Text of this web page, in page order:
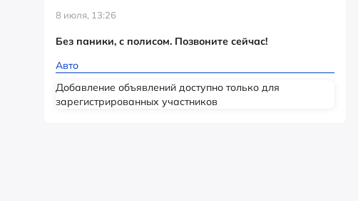
8 июля, 13:26
Без паники, с полисом. Позвоните сейчас!
Авто
Добавление объявлений доступно только для
зарегистрированных участников